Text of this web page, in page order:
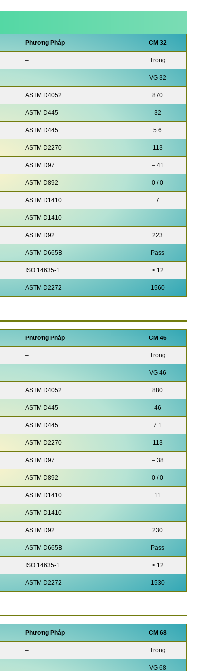
Phương Pháp CM 32
– Trong
– VG 32
ASTM D4052 870
ASTM D445 32
ASTM D445 5.6
ASTM D2270 113
ASTM D97 – 41
ASTM D892 0 / 0
ASTM D1410 7
ASTM D1410 –
ASTM D92 223
ASTM D665B Pass
ISO 14635-1 > 12
ASTM D2272 1560
Phương Pháp CM 46
– Trong
– VG 46
ASTM D4052 880
ASTM D445 46
ASTM D445 7.1
ASTM D2270 113
ASTM D97 – 38
ASTM D892 0 / 0
ASTM D1410 11
ASTM D1410 –
ASTM D92 230
ASTM D665B Pass
ISO 14635-1 > 12
ASTM D2272 1530
Phương Pháp CM 68
– Trong
– VG 68